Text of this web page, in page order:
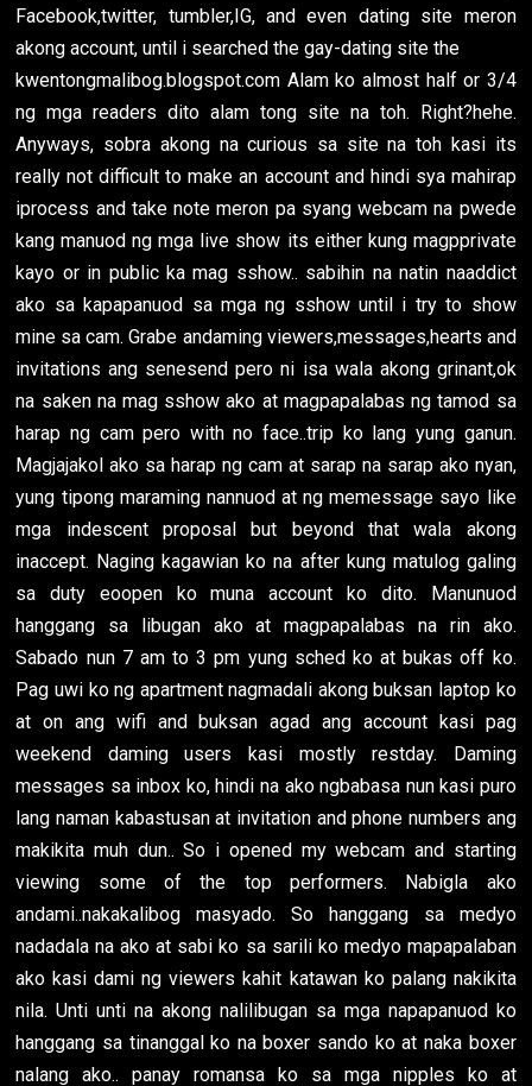
Facebook,twitter, tumbler,IG, and even dating site meron
akong account, until i searched the gay-dating site the
kwentongmalibog.blogspot.com Alam ko almost half or 3/4
ng mga readers dito alam tong site na toh. Right?hehe.
Anyways, sobra akong na curious sa site na toh kasi its
really not difficult to make an account and hindi sya mahirap
iprocess and take note meron pa syang webcam na pwede
kang manuod ng mga live show its either kung magpprivate
kayo or in public ka mag sshow.. sabihin na natin naaddict
ako sa kapapanuod sa mga ng sshow until i try to show
mine sa cam. Grabe andaming viewers,messages,hearts and
invitations ang senesend pero ni isa wala akong grinant,ok
na saken na mag sshow ako at magpapalabas ng tamod sa
harap ng cam pero with no face..trip ko lang yung ganun.
Magjajakol ako sa harap ng cam at sarap na sarap ako nyan,
yung tipong maraming nannuod at ng memessage sayo like
mga indescent proposal but beyond that wala akong
inaccept. Naging kagawian ko na after kung matulog galing
sa duty eoopen ko muna account ko dito. Manunuod
hanggang sa libugan ako at magpapalabas na rin ako.
Sabado nun 7 am to 3 pm yung sched ko at bukas off ko.
Pag uwi ko ng apartment nagmadali akong buksan laptop ko
at on ang wifi and buksan agad ang account kasi pag
weekend daming users kasi mostly restday. Daming
messages sa inbox ko, hindi na ako ngbabasa nun kasi puro
lang naman kabastusan at invitation and phone numbers ang
makikita muh dun.. So i opened my webcam and starting
viewing some of the top performers. Nabigla ako
andami..nakakalibog masyado. So hanggang sa medyo
nadadala na ako at sabi ko sa sarili ko medyo mapapalaban
ako kasi dami ng viewers kahit katawan ko palang nakikita
nila. Unti unti na akong nalilibugan sa mga napapanuod ko
hanggang sa tinanggal ko na boxer sando ko at naka boxer
nalang ako.. panay romansa ko sa mga nipples ko at